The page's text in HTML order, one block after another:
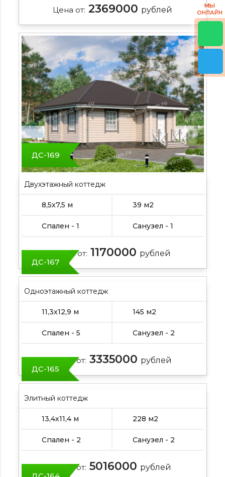
Цена от: 2369000 рублей
ДС-169
Двухэтажный коттедж
8,5х7,5 м 39 м2
Спален - 1 Санузел - 1
Цена от: 1170000 рублей
ДС-167
Одноэтажный коттедж
11,3х12,9 м 145 м2
Спален - 5 Санузел - 2
Цена от: 3335000 рублей
ДС-165
Элитный коттедж
13,4х11,4 м 228 м2
Спален - 2 Санузел - 2
Цена от: 5016000 рублей
МЫ
ОНЛАЙН